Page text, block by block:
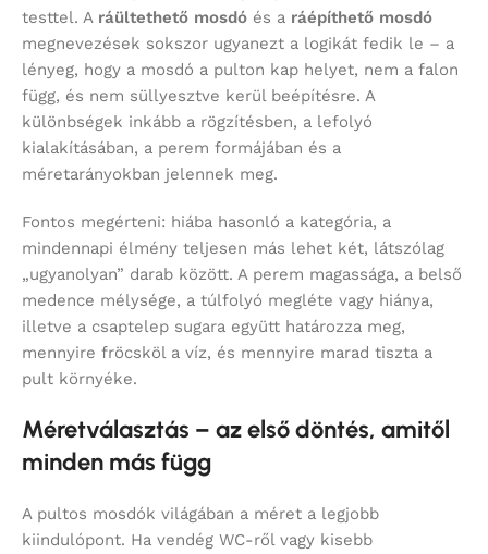
testtel. A ráültethető mosdó és a ráépíthető mosdó
megnevezések sokszor ugyanezt a logikát fedik le – a
lényeg, hogy a mosdó a pulton kap helyet, nem a falon
függ, és nem süllyesztve kerül beépítésre. A
különbségek inkább a rögzítésben, a lefolyó
kialakításában, a perem formájában és a
méretarányokban jelennek meg.
Fontos megérteni: hiába hasonló a kategória, a
mindennapi élmény teljesen más lehet két, látszólag
„ugyanolyan” darab között. A perem magassága, a belső
medence mélysége, a túlfolyó megléte vagy hiánya,
illetve a csaptelep sugara együtt határozza meg,
mennyire fröcsköl a víz, és mennyire marad tiszta a
pult környéke.
Méretválasztás – az első döntés, amitől
minden más függ
A pultos mosdók világában a méret a legjobb
kiindulópont. Ha vendég WC-ről vagy kisebb